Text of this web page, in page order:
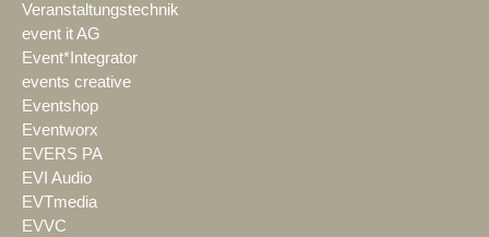
Veranstaltungstechnik
event it AG
Event*Integrator
events creative
Eventshop
Eventworx
EVERS PA
EVI Audio
EVTmedia
EVVC